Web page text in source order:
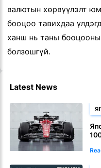
валютын хөрвүүлэлт
бооцоо тавихдаа
ханш нь таны
болзошгүй.
Latest News